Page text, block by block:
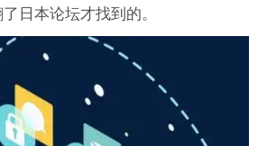
日本论坛才找到的。